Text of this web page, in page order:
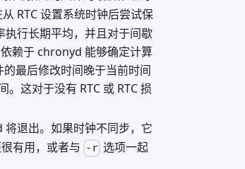
RTC 设置系统时钟后尝试保
行长期平均，并且对于间歇
赖于 chronyd 能够确定计算
最后修改时间晚于当前时间
这对于没有 RTC 或 RTC 损
退出。如果时钟不同步，它
有用，或者与 -r 选项一起